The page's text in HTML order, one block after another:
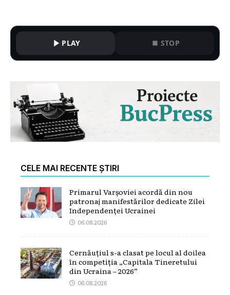
PLAY STOP
CELE MAI RECENTE ȘTIRI
Primarul Varșoviei acordă din nou
patronaj manifestărilor dedicate Zilei
Independenței Ucrainei
06.08.2026
Cernăuțiul s-a clasat pe locul al doilea
în competiția „Capitala Tineretului
din Ucraina – 2026”
06.08.2026